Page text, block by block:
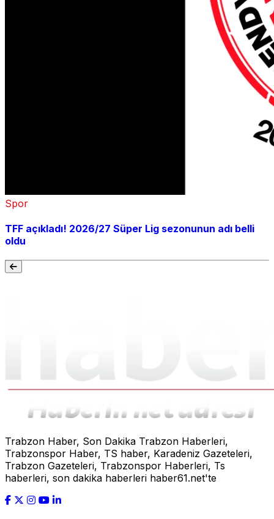
Spor
TFF açıkladı! 2026/27 Süper Lig sezonunun adı belli
oldu
Trabzon Haber, Son Dakika Trabzon Haberleri,
Trabzonspor Haber, TS haber, Karadeniz Gazeteleri,
Trabzon Gazeteleri, Trabzonspor Haberleri, Ts
haberleri, son dakika haberleri haber61.net'te